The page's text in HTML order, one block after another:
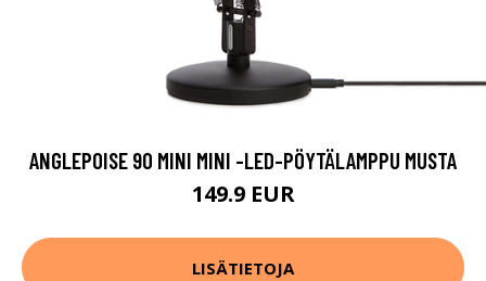
ANGLEPOISE 90 MINI MINI -LED-PÖYTÄLAMPPU MUSTA
149.9 EUR
LISÄTIETOJA